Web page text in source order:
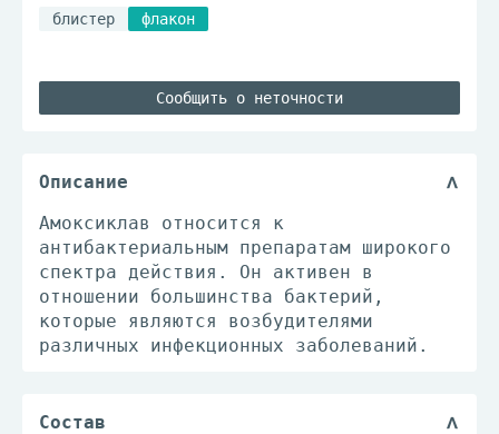
блистер флакон
Сообщить о неточности
Описание
Амоксиклав относится к
антибактериальным препаратам широкого
спектра действия. Он активен в
отношении большинства бактерий,
которые являются возбудителями
различных инфекционных заболеваний.
Состав